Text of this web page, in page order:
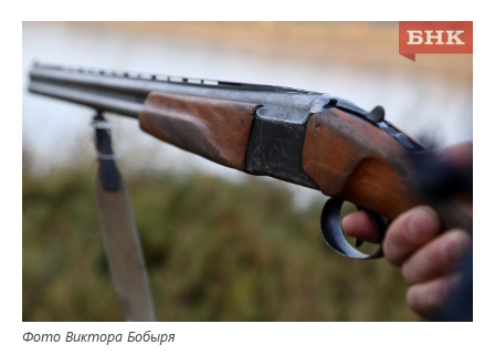
Фото Виктора Бобыря